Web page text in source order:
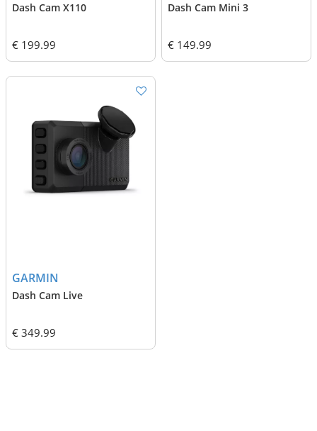
Dash Cam X110
€ 199.99
Dash Cam Mini 3
€ 149.99
GARMIN
Dash Cam Live
€ 349.99